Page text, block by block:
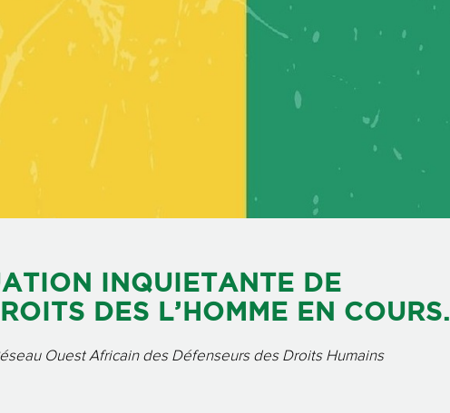
INQUIETANTE DE
DES L’HOMME EN COURS.
Ouest Africain des Défenseurs des Droits Humains